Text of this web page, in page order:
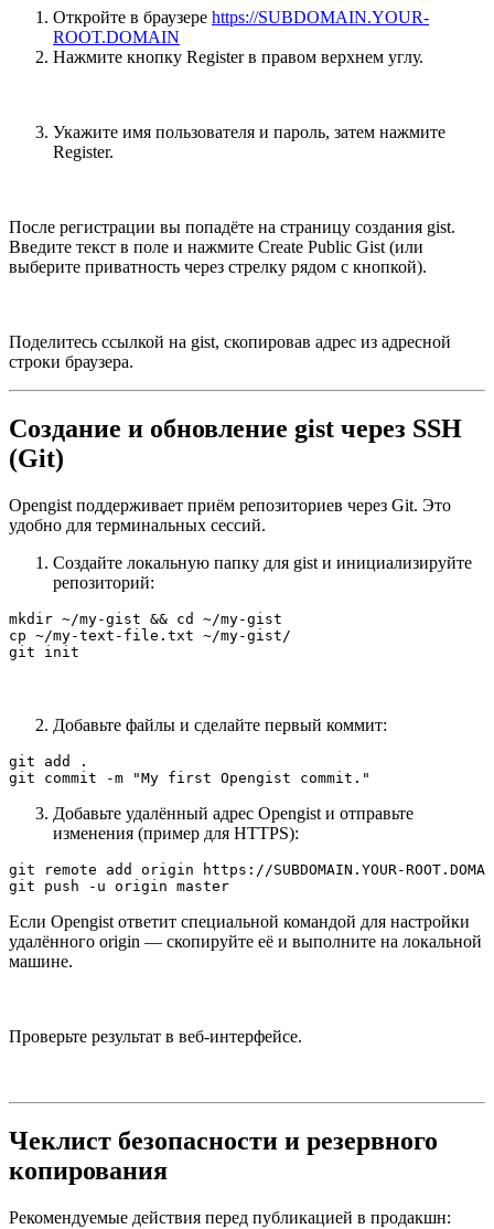
Откройте в браузере https://SUBDOMAIN.YOUR-
ROOT.DOMAIN
Нажмите кнопку Register в правом верхнем углу.
Укажите имя пользователя и пароль, затем нажмите
Register.
После регистрации вы попадёте на страницу создания gist.
Введите текст в поле и нажмите Create Public Gist (или
выберите приватность через стрелку рядом с кнопкой).
Поделитесь ссылкой на gist, скопировав адрес из адресной
строки браузера.
Создание и обновление gist через SSH
(Git)
Opengist поддерживает приём репозиториев через Git. Это
удобно для терминальных сессий.
Создайте локальную папку для gist и инициализируйте
репозиторий:
mkdir ~/my-gist && cd ~/my-gist
cp ~/my-text-file.txt ~/my-gist/
git init
Добавьте файлы и сделайте первый коммит:
git add .
git commit -m "My first Opengist commit."
Добавьте удалённый адрес Opengist и отправьте
изменения (пример для HTTPS):
git remote add origin https://SUBDOMAIN.YOUR-
git push -u origin master
Если Opengist ответит специальной командой для настройки
удалённого origin — скопируйте её и выполните на локальной
машине.
Проверьте результат в веб-интерфейсе.
Чеклист безопасности и резервного
копирования
Рекомендуемые действия перед публикацией в продакшн: